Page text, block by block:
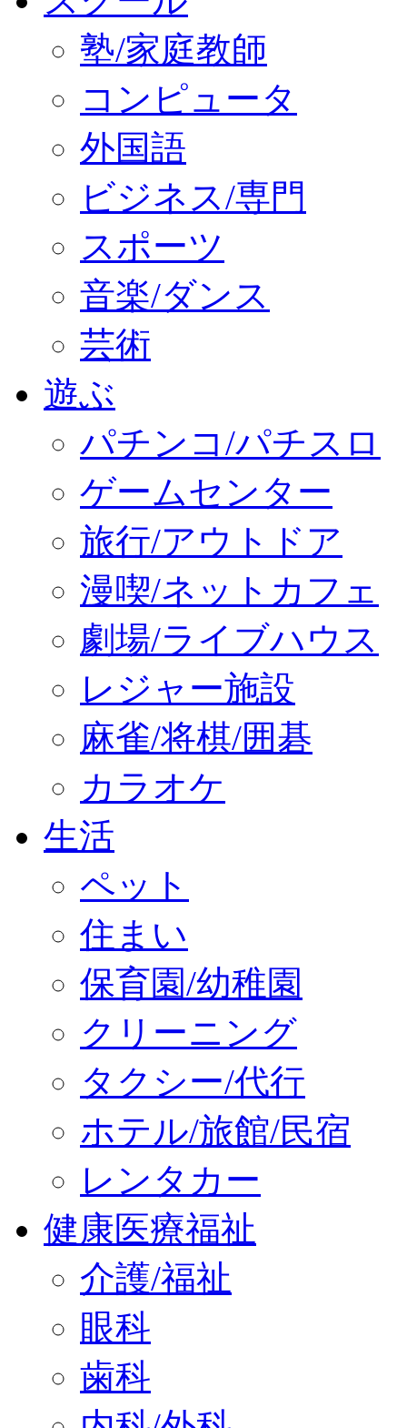
塾/家庭教師
コンピュータ
外国語
ビジネス/専門
スポーツ
音楽/ダンス
芸術
遊ぶ
パチンコ/パチスロ
ゲームセンター
旅行/アウトドア
漫喫/ネットカフェ
劇場/ライブハウス
レジャー施設
麻雀/将棋/囲碁
カラオケ
生活
ペット
住まい
保育園/幼稚園
クリーニング
タクシー/代行
ホテル/旅館/民宿
レンタカー
健康医療福祉
介護/福祉
眼科
歯科